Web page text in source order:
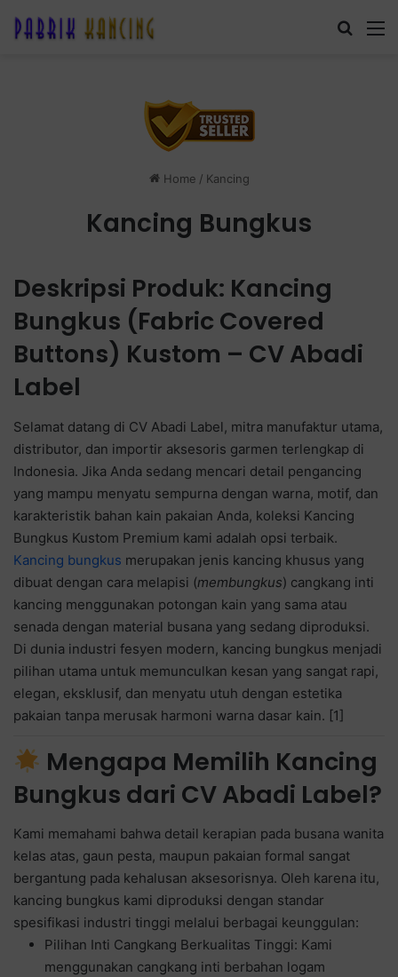
Home / Kancing
Kancing Bungkus
Deskripsi Produk: Kancing
Bungkus (Fabric Covered
Buttons) Kustom – CV Abadi
Label
Selamat datang di CV Abadi Label, mitra manufaktur utama,
distributor, dan importir aksesoris garmen terlengkap di
Indonesia. Jika Anda sedang mencari detail pengancing
yang mampu menyatu sempurna dengan warna, motif, dan
karakteristik bahan kain pakaian Anda, koleksi Kancing
Bungkus Kustom Premium kami adalah opsi terbaik.
Kancing bungkus merupakan jenis kancing khusus yang
dibuat dengan cara melapisi (membungkus) cangkang inti
kancing menggunakan potongan kain yang sama atau
senada dengan material busana yang sedang diproduksi.
Di dunia industri fesyen modern, kancing bungkus menjadi
pilihan utama untuk memunculkan kesan yang sangat rapi,
elegan, eksklusif, dan menyatu utuh dengan estetika
pakaian tanpa merusak harmoni warna dasar kain. [1]
Mengapa Memilih Kancing
Bungkus dari CV Abadi Label?
Kami memahami bahwa detail kerapian pada busana wanita
kelas atas, gaun pesta, maupun pakaian formal sangat
bergantung pada kehalusan aksesorisnya. Oleh karena itu,
kancing bungkus kami diproduksi dengan standar
spesifikasi industri tinggi melalui berbagai keunggulan:
Pilihan Inti Cangkang Berkualitas Tinggi: Kami
menggunakan cangkang inti berbahan logam